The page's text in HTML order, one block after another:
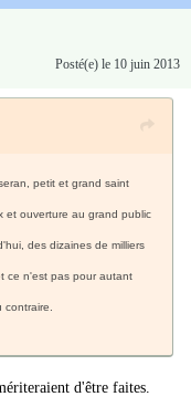
Posté(e) le 10 juin 2013
petit et grand saint
et ouverture au grand public
des dizaines de milliers
ce n'est pas pour autant
contraire.
d'être faites.